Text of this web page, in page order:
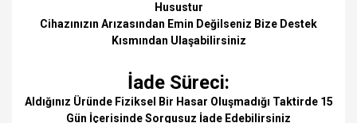
Husustur
Cihazınızın Arızasından Emin Değilseniz Bize Destek
Kısmından Ulaşabilirsiniz
İade Süreci:
Aldığınız Üründe Fiziksel Bir Hasar Oluşmadığı Taktirde 15
Gün İçerisinde Sorgusuz İade Edebilirsiniz